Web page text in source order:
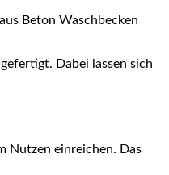
aus Beton Waschbecken
Dabei lassen sich
Nutzen einreichen. Das